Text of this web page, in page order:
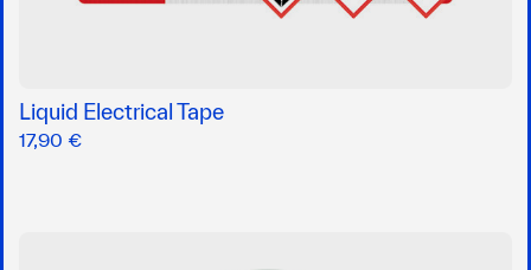
Liquid Electrical Tape
17,90 €